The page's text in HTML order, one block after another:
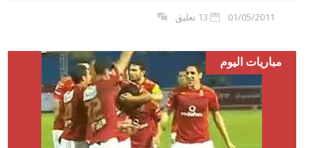
01/05/2011 13 تعليق
مباريات اليوم